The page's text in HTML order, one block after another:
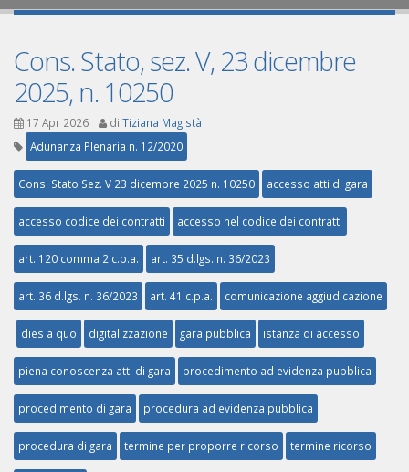
Cons. Stato, sez. V, 23 dicembre
2025, n. 10250
17 Apr 2026 di Tiziana Magistà
Adunanza Plenaria n. 12/2020
Cons. Stato Sez. V 23 dicembre 2025 n. 10250 accesso atti di gara
accesso codice dei contratti accesso nel codice dei contratti
art. 120 comma 2 c.p.a. art. 35 d.lgs. n. 36/2023
art. 36 d.lgs. n. 36/2023 art. 41 c.p.a. comunicazione aggiudicazione
dies a quo digitalizzazione gara pubblica istanza di accesso
piena conoscenza atti di gara procedimento ad evidenza pubblica
procedimento di gara procedura ad evidenza pubblica
procedura di gara termine per proporre ricorso termine ricorso